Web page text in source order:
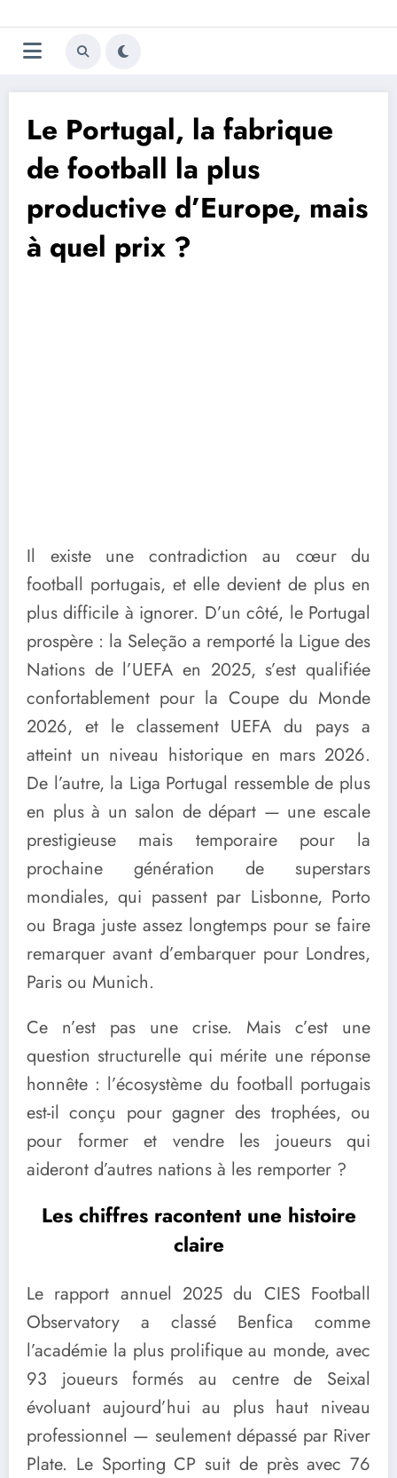
au
contenu
Trivela
L'actualité du football
Le Portugal, la fabrique
de football la plus
productive d’Europe, mais
à quel prix ?
Il existe une contradiction au cœur du
football portugais, et elle devient de plus en
plus difficile à ignorer. D’un côté, le Portugal
prospère : la Seleção a remporté la Ligue des
Nations de l’UEFA en 2025, s’est qualifiée
confortablement pour la Coupe du Monde
2026, et le classement UEFA du pays a
atteint un niveau historique en mars 2026.
De l’autre, la Liga Portugal ressemble de plus
en plus à un salon de départ — une escale
prestigieuse mais temporaire pour la
prochaine génération de superstars
mondiales, qui passent par Lisbonne, Porto
ou Braga juste assez longtemps pour se faire
remarquer avant d’embarquer pour Londres,
Paris ou Munich.
Ce n’est pas une crise. Mais c’est une
question structurelle qui mérite une réponse
honnête : l’écosystème du football portugais
est-il conçu pour gagner des trophées, ou
pour former et vendre les joueurs qui
aideront d’autres nations à les remporter ?
Les chiffres racontent une histoire
claire
Le rapport annuel 2025 du CIES Football
Observatory a classé Benfica comme
l’académie la plus prolifique au monde, avec
93 joueurs formés au centre de Seixal
évoluant aujourd’hui au plus haut niveau
professionnel — seulement dépassé par River
Plate. Le Sporting CP suit de près avec 76